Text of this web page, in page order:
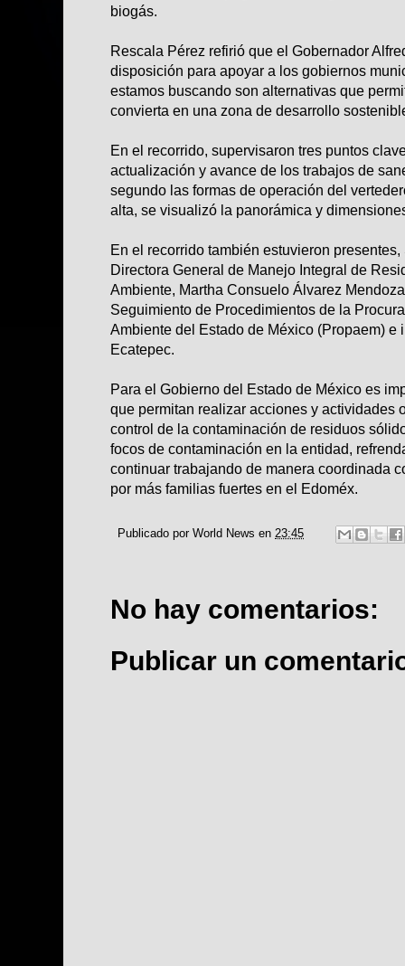
biogás.
Rescala Pérez refirió que el Gobernador
disposición para apoyar a los gobiernos
estamos buscando son alternativas que
convierta en una zona de desarrollo
En el recorrido, supervisaron tres puntos
actualización y avance de los trabajos de
segundo las formas de operación del
alta, se visualizó la panorámica y
En el recorrido también estuvieron
Directora General de Manejo Integral de
Ambiente, Martha Consuelo Álvarez
Seguimiento de Procedimientos de la
Ambiente del Estado de México (Propaem) e
Ecatepec.
Para el Gobierno del Estado de México es
que permitan realizar acciones y actividades
control de la contaminación de residuos
focos de contaminación en la entidad,
continuar trabajando de manera coordinada
por más familias fuertes en el Edoméx.
Publicado por World News en 23:45
No hay comentarios:
Publicar un